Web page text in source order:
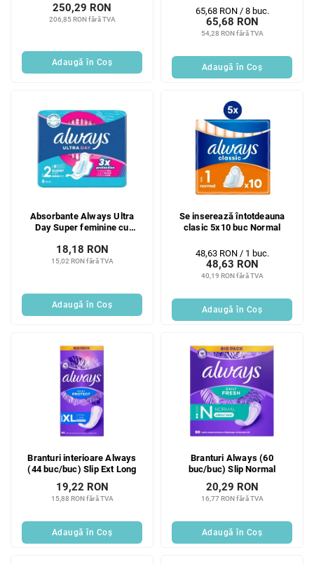
206,85 RON fără TVA
250,29 RON
Adaugă în Coş
54,28 RON fără TVA
65,68 RON
Evaluare
preţ:
65,68 RON / 8 buc.
Adaugă în Coş
Absorbante Always Ultra
Day Super feminine cu
15,02 RON fără TVA
18,18 RON
Adaugă în Coş
Se inserează întotdeauna
clasic 5x10 buc Normal
40,19 RON fără TVA
48,63 RON
Evaluare
preţ:
48,63 RON / 1 buc.
Adaugă în Coş
Branturi interioare Always
(44 buc/buc) Slip Ext Long
15,88 RON fără TVA
19,22 RON
Adaugă în Coş
Branturi Always (60
buc/buc) Slip Normal
16,77 RON fără TVA
20,29 RON
Adaugă în Coş